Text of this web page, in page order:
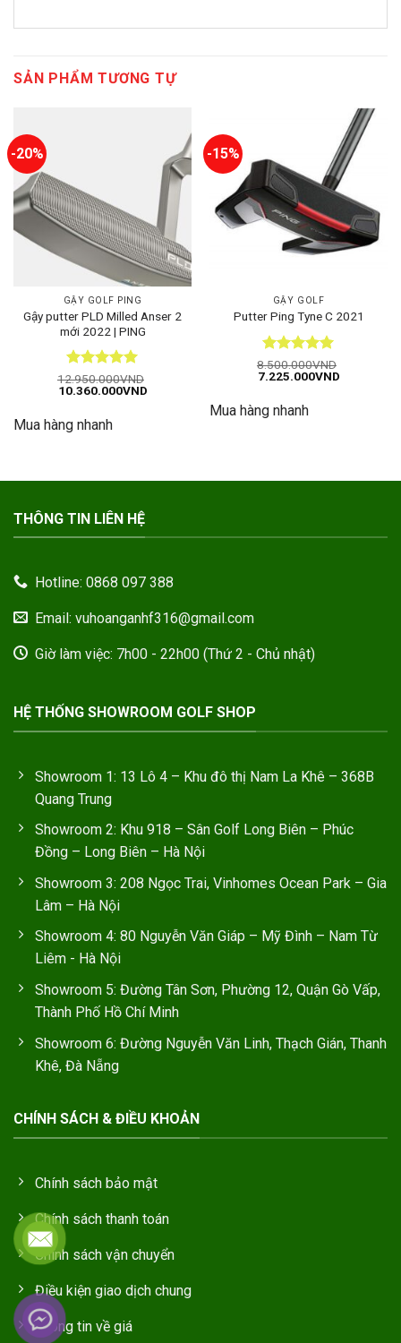
SẢN PHẨM TƯƠNG TỰ
-20%
GẬY GOLF PING
Gậy putter PLD Milled Anser 2
mới 2022 | PING
Được xếp
hạng55
12.950.000VND
Giá
12.950.000VND.
10.360.000VNDGiá
Mua hàng nhanh
-15%
GẬY GOLF
Putter Ping Tyne C 2021
Được xếp
hạng55
8.500.000VND
Giá
8.500.000VND.
7.225.000VNDGiá
Mua hàng nhanh
THÔNG TIN LIÊN HỆ
Hotline: 0868 097 388
Email: vuhoanganhf316@gmail.com
Giờ làm việc: 7h00 - 22h00 (Thứ 2 - Chủ nhật)
HỆ THỐNG SHOWROOM GOLF SHOP
Showroom 1: 13 Lô 4 – Khu đô thị Nam La Khê – 368B
Quang Trung
Showroom 2: Khu 918 – Sân Golf Long Biên – Phúc
Đồng – Long Biên – Hà Nội
Showroom 3: 208 Ngọc Trai, Vinhomes Ocean Park – Gia
Lâm – Hà Nội
Showroom 4: 80 Nguyễn Văn Giáp – Mỹ Đình – Nam Từ
Liêm - Hà Nội
Showroom 5: Đường Tân Sơn, Phường 12, Quận Gò Vấp,
Thành Phố Hồ Chí Minh
Showroom 6: Đường Nguyễn Văn Linh, Thạch Gián, Thanh
Khê, Đà Nẵng
CHÍNH SÁCH & ĐIỀU KHOẢN
Chính sách bảo mật
Chính sách thanh toán
Chính sách vận chuyển
Điều kiện giao dịch chung
Thông tin về giá